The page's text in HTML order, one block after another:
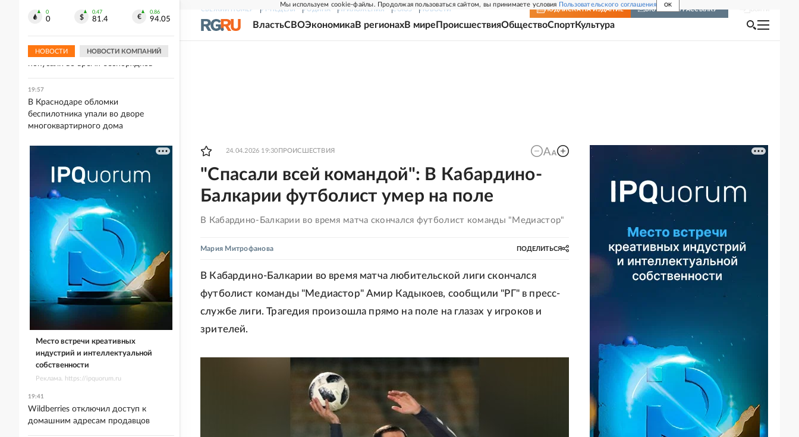
Мы используем cookie-файлы. Продолжая пользоваться сайтом, вы принимаете условия Пользовательского соглашения OK
СВЕЖИЙ НОМЕР РГ-НЕДЕЛЯ РОДИНА ПРИЛОЖЕНИЯ СОЮЗ НОВОСТИ ПОДПИСКА НА ИЗДАНИЕ ВКЛЮЧИТЬ РАССЫЛКУ
ВластьСВОЭкономикаВ регионахВ мире ПроисшествияОбществоСпортКультура
24.04.2026 19:30 ПРОИСШЕСТВИЯ
"Спасали всей командой": В Кабардино-
Балкарии футболист умер на поле
В Кабардино-Балкарии во время матча скончался футболист команды "Медиастор"
Мария Митрофанова ПОДЕЛИТЬСЯ
В Кабардино-Балкарии во время матча любительской лиги скончался
футболист команды "Медиастор" Амир Кадыкоев, сообщили "РГ" в пресс-
службе лиги. Трагедия произошла прямо на поле на глазах у игроков и
зрителей.
0
0
0.47
81.4
0.86
94.05
НОВОСТИ НОВОСТИ КОМПАНИЙ
полигона
В Британии женщину-полицейского
покусали во время беспорядков
19:57
В Краснодаре обломки
беспилотника упали во дворе
многоквартирного дома
Место встречи креативных
индустрий и интеллектуальной
собственности
Реклама. https://ipquorum.ru
19:41
Wildberries отключил доступ к
домашним адресам продавцов